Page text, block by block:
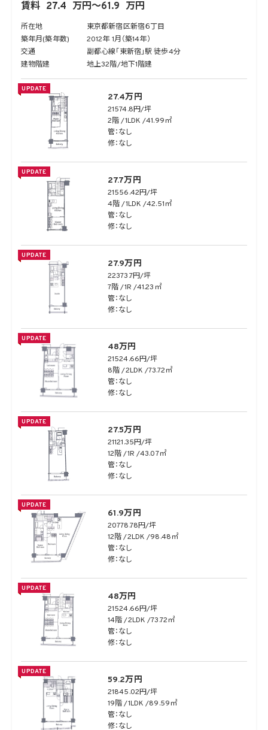
賃料 27.4 万円～61.9 万円
所在地
東京都新宿区新宿６丁目
築年月(築年数)
2012年 1月（築14年）
交通
副都心線「東新宿」駅 徒歩4分
建物階建
地上32階/地下1階建
UPDATE
27.4万円
21574.8円/坪
2階
1LDK
41.99㎡
管：なし
修：なし
UPDATE
27.7万円
21556.42円/坪
4階
1LDK
42.51㎡
管：なし
修：なし
UPDATE
27.9万円
22373.7円/坪
7階
1R
41.23㎡
管：なし
修：なし
UPDATE
48万円
21524.66円/坪
8階
2LDK
73.72㎡
管：なし
修：なし
UPDATE
27.5万円
21121.35円/坪
12階
1R
43.07㎡
管：なし
修：なし
UPDATE
61.9万円
20778.78円/坪
12階
2LDK
98.48㎡
管：なし
修：なし
UPDATE
48万円
21524.66円/坪
14階
2LDK
73.72㎡
管：なし
修：なし
UPDATE
59.2万円
21845.02円/坪
19階
1LDK
89.59㎡
管：なし
修：なし